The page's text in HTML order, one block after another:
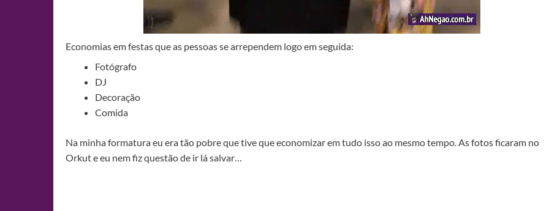
Economias em festas que as pessoas se arrependem logo em seguida:
Fotógrafo
DJ
Decoração
Comida
Na minha formatura eu era tão pobre que tive que economizar em tudo isso ao mesmo tempo. As fotos ficaram no
Orkut e eu nem fiz questão de ir lá salvar…